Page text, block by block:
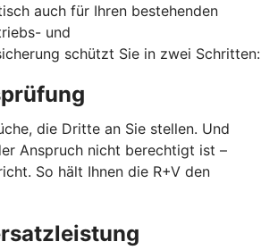
auch für Ihren bestehenden
und
schützt Sie in zwei Schritten:
die Dritte an Sie stellen. Und
Anspruch nicht berechtigt ist –
So hält Ihnen die R+V den